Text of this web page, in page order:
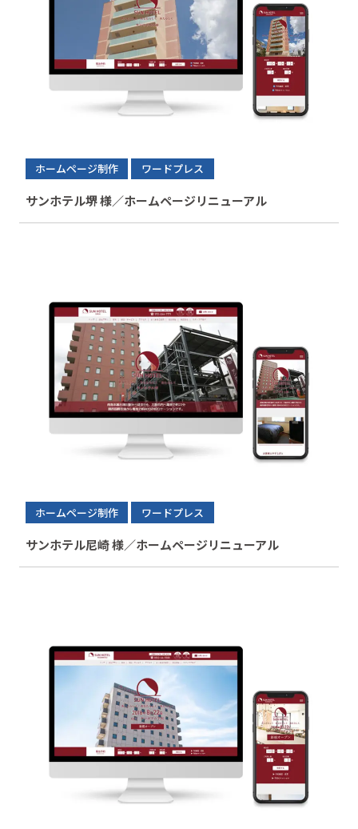
ホームページ制作 ワードプレス
サンホテル堺 様／ホームページリニューアル
ホームページ制作 ワードプレス
サンホテル尼崎 様／ホームページリニューアル